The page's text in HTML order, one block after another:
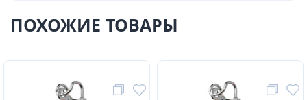
ПОХОЖИЕ ТОВАРЫ